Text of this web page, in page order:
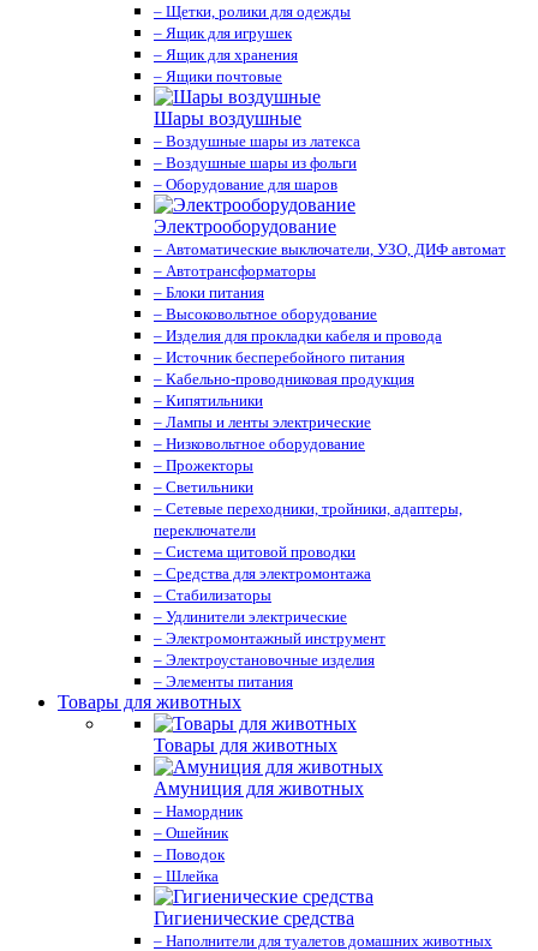
– Щетки, ролики для одежды
– Ящик для игрушек
– Ящик для хранения
– Ящики почтовые
Шары воздушные
– Воздушные шары из латекса
– Воздушные шары из фольги
– Оборудование для шаров
Электрооборудование
– Автоматические выключатели, УЗО, ДИФ автомат
– Автотрансформаторы
– Блоки питания
– Высоковольтное оборудование
– Изделия для прокладки кабеля и провода
– Источник бесперебойного питания
– Кабельно-проводниковая продукция
– Кипятильники
– Лампы и ленты электрические
– Низковольтное оборудование
– Прожекторы
– Светильники
– Сетевые переходники, тройники, адаптеры,
переключатели
– Система щитовой проводки
– Средства для электромонтажа
– Стабилизаторы
– Удлинители электрические
– Электромонтажный инструмент
– Электроустановочные изделия
– Элементы питания
Товары для животных
Товары для животных
Амуниция для животных
– Намордник
– Ошейник
– Поводок
– Шлейка
Гигиенические средства
– Наполнители для туалетов домашних животных